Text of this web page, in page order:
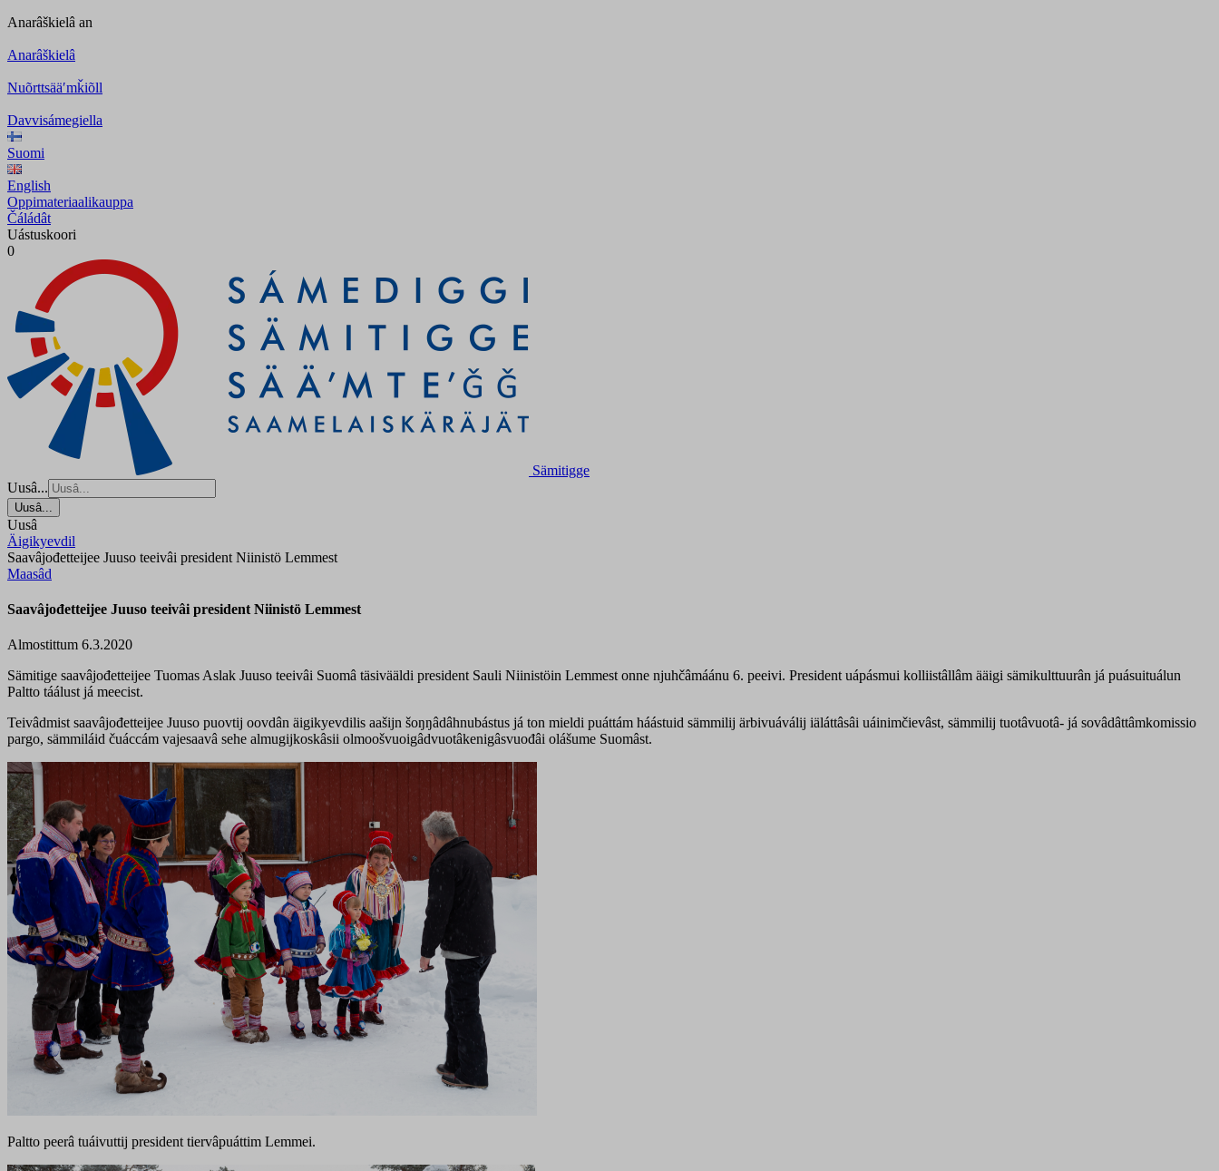
Anarâškielâ an
Anarâškielâ
Nuõrttsääʹmǩiõll
Davvisámegiella
Suomi
English
Oppimateriaalikauppa
Čáládât
Uástuskoori
0
Sämitigge
Uusâ...
Uusâ...
Uusâ
Äigikyevdil
Saavâjođetteijee Juuso teeivâi president Niinistö Lemmest
Maasâd
Saavâjođetteijee Juuso teeivâi president Niinistö Lemmest
Almostittum 6.3.2020
Sämitige saavâjođetteijee Tuomas Aslak Juuso teeivâi Suomâ täsivääldi president Sauli Niinistöin Lemmest onne njuhčâmáánu 6. peeivi. President uápásmui kolliistâllâm ääigi sämikulttuurân já puásuituálun
Paltto táálust já meecist.
Teivâdmist saavâjođetteijee Juuso puovtij oovdân äigikyevdilis aašijn šoŋŋâdâhnubástus já ton mieldi puáttám háástuid sämmilij ärbivuáválij iäláttâsâi uáinimčievâst, sämmilij tuotâvuotâ- já sovâdâttâmkomissio
pargo, sämmiláid čuáccám vajesaavâ sehe almugijkoskâsii olmoošvuoigâdvuotâkenigâsvuođâi olášume Suomâst.
Paltto peerâ tuáivuttij president tiervâpuáttim Lemmei.